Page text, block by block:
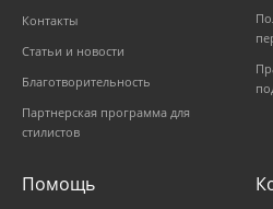
Контакты
Статьи и новости
Благотворительность
Партнерская программа для
стилистов
Помощь